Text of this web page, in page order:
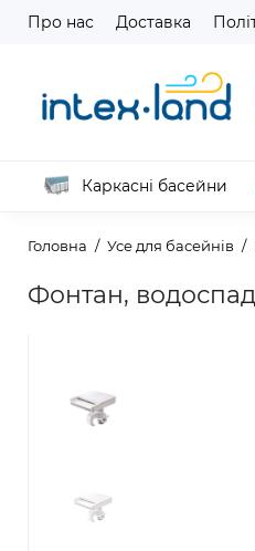
Про нас Доставка
Каркасні басейни
Головна Усе для басейнів
Фонтан, водоспад